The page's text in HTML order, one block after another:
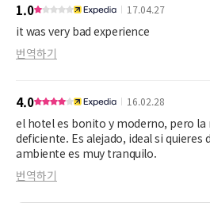
Need to hang the owner of this property
1.0 17.04.27
it was very bad experience
번역하기
4.0 16.02.28
el hotel es bonito y moderno, pero la
deficiente. Es alejado, ideal si quieres
ambiente es muy tranquilo.
번역하기